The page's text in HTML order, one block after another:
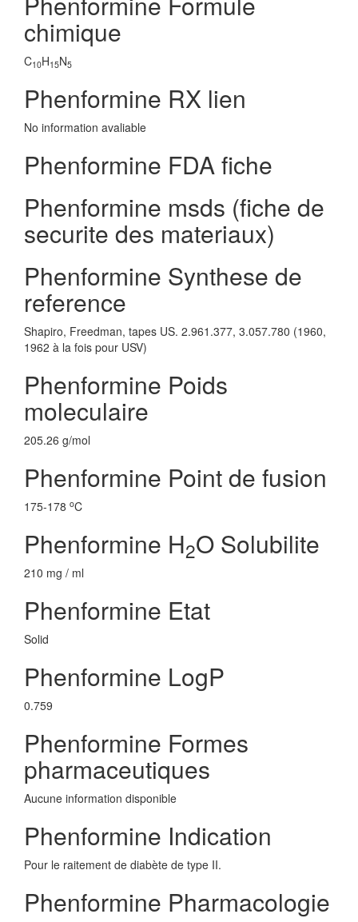
chimique
C10H15N5
Phenformine RX lien
No information avaliable
Phenformine FDA fiche
Phenformine msds (fiche de
securite des materiaux)
Phenformine Synthese de
reference
Shapiro, Freedman, tapes US. 2.961.377, 3.057.780 (1960,
1962 à la fois pour USV)
Phenformine Poids
moleculaire
205.26 g/mol
Phenformine Point de fusion
175-178 oC
Phenformine H2O Solubilite
210 mg / ml
Phenformine Etat
Solid
Phenformine LogP
0.759
Phenformine Formes
pharmaceutiques
Aucune information disponible
Phenformine Indication
Pour le raitement de diabète de type II.
Phenformine Pharmacologie